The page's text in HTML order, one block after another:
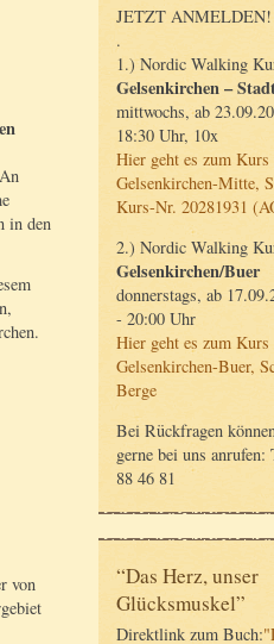
JETZT ANMELDEN!
.
1.) Nordic Walking
Gelsenkirchen –
mittwochs, ab
18:30 Uhr, 10x
Hier geht es zum Kurs
Gelsenkirchen-Mitte,
Kurs-Nr. 20281931
2.) Nordic Walking
Gelsenkirchen/Buer
donnerstags, ab
- 20:00 Uhr
Hier geht es zum
Gelsenkirchen-Buer,
Berge
Bei Rückfragen
gerne bei uns anrufen:
88 46 81
“Das Herz, unser
Glücksmuskel”
Direktlink zum Buch:
An
in den
von